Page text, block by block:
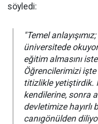
söyledi:
"Temel
üniversitede
eğitim almasını
Öğrencilerimizi işte
titizlikle yetiştirdik.
kendilerine, sonra
devletimize hayırlı
canıgönülden